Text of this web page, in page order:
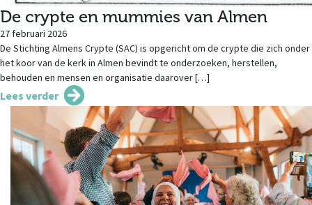
De crypte en mummies van Almen
27 februari 2026
De Stichting Almens Crypte (SAC) is opgericht om de crypte die zich onder
het koor van de kerk in Almen bevindt te onderzoeken, herstellen,
behouden en mensen en organisatie daarover […]
Lees verder